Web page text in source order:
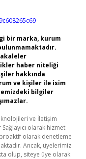
bir marka, kurum
haber niteliği
hakkında
ve kişiler ile isim
bilgiler
ve İletişim
olarak hizmet
olarak denetleme
Ancak, üyelerimiz
olup, siteye üye olarak